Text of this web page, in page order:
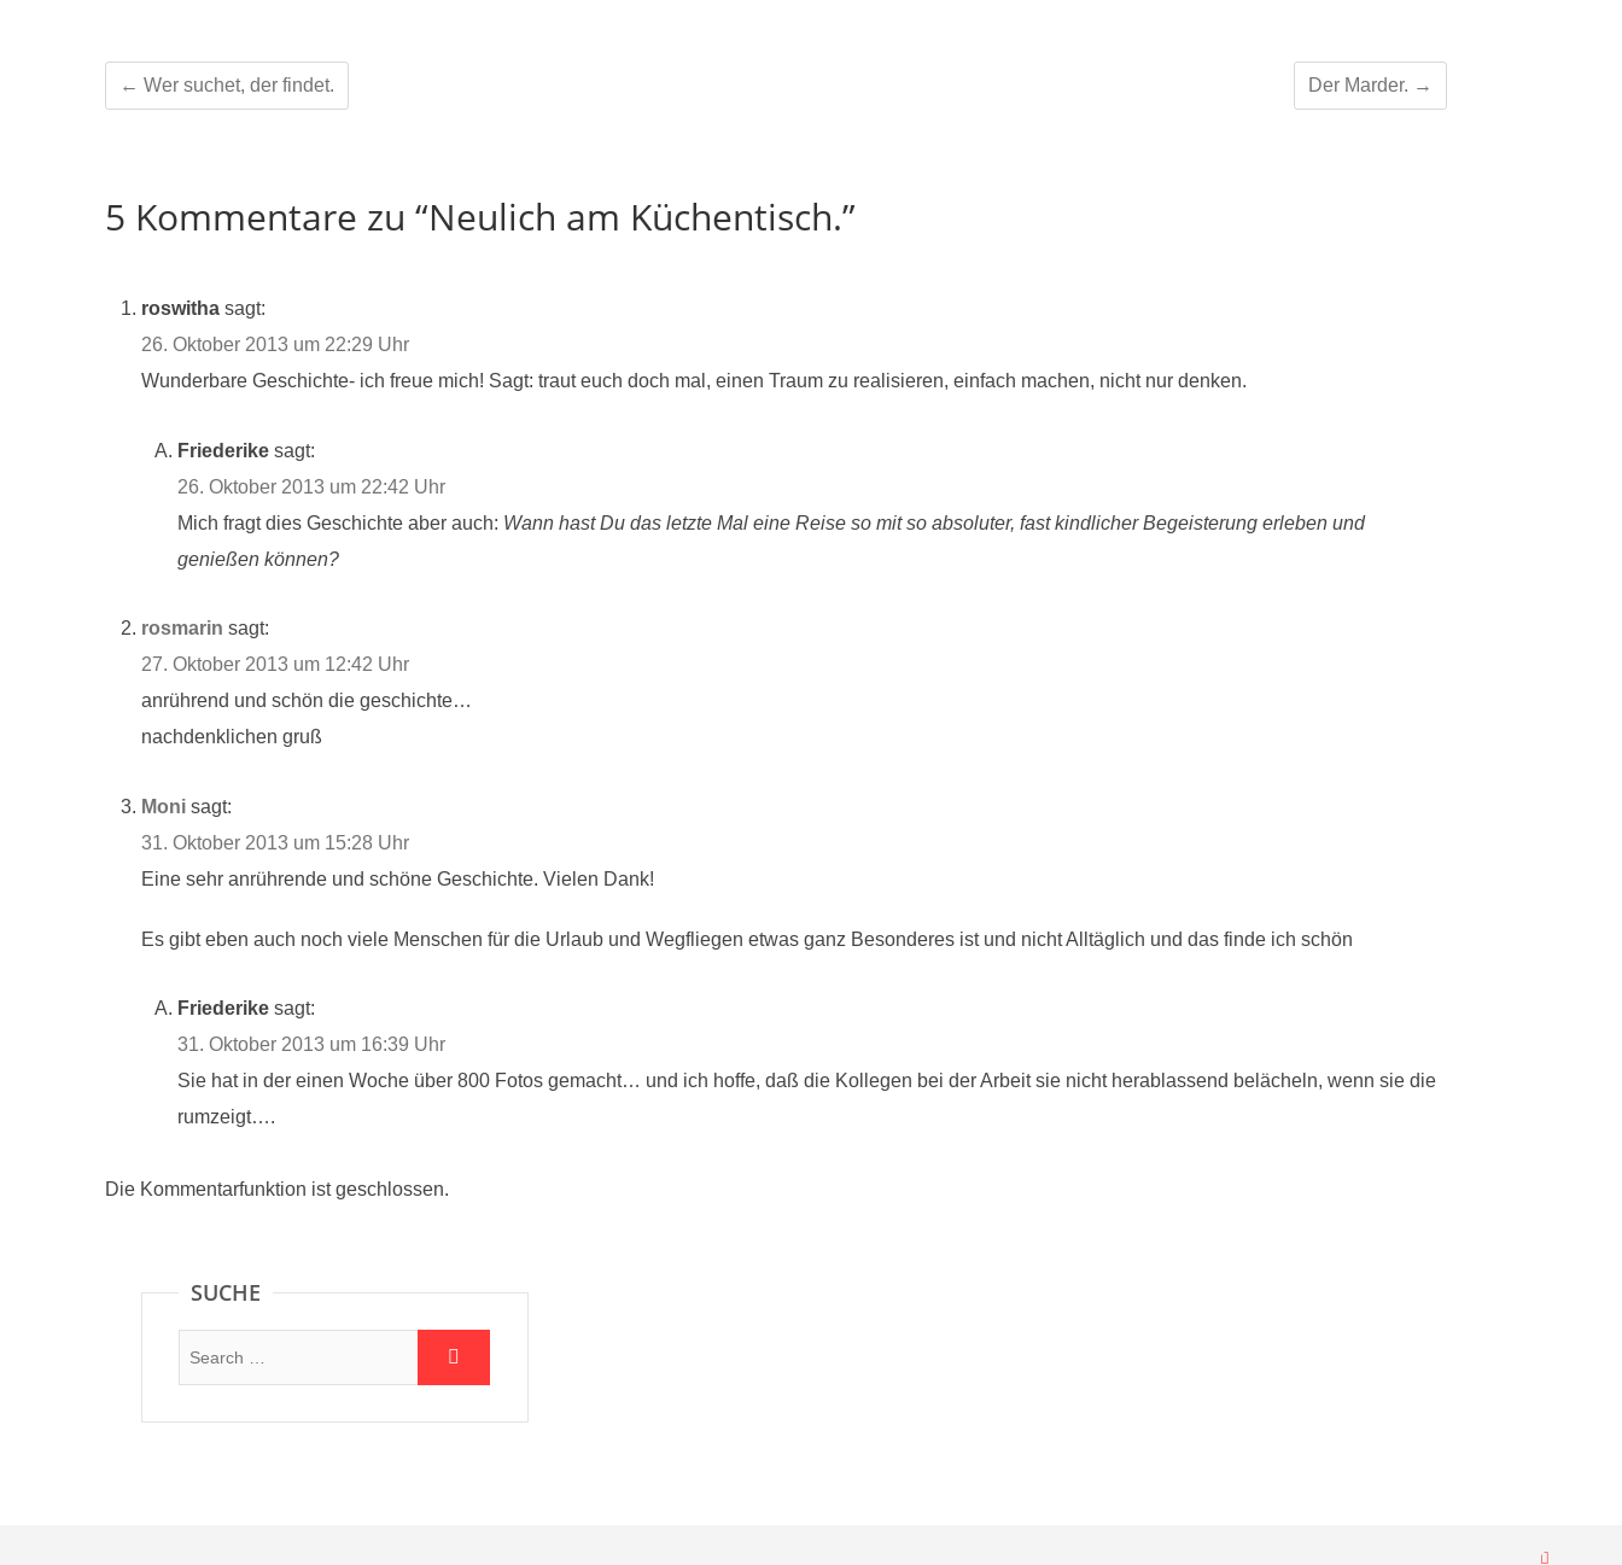
← Wer suchet, der findet. Der Marder. →
5 Kommentare zu “Neulich am Küchentisch.”
roswitha sagt:
26. Oktober 2013 um 22:29 Uhr
Wunderbare Geschichte- ich freue mich! Sagt: traut euch doch mal, einen Traum zu realisieren, einfach machen, nicht nur denken.
Friederike sagt:
26. Oktober 2013 um 22:42 Uhr
Mich fragt dies Geschichte aber auch: Wann hast Du das letzte Mal eine Reise so mit so absoluter, fast kindlicher Begeisterung erleben und
genießen können?
rosmarin sagt:
27. Oktober 2013 um 12:42 Uhr
anrührend und schön die geschichte…
nachdenklichen gruß
Moni sagt:
31. Oktober 2013 um 15:28 Uhr
Eine sehr anrührende und schöne Geschichte. Vielen Dank!
Es gibt eben auch noch viele Menschen für die Urlaub und Wegfliegen etwas ganz Besonderes ist und nicht Alltäglich und das finde ich schön
Friederike sagt:
31. Oktober 2013 um 16:39 Uhr
Sie hat in der einen Woche über 800 Fotos gemacht… und ich hoffe, daß die Kollegen bei der Arbeit sie nicht herablassend belächeln, wenn sie die
rumzeigt….
Die Kommentarfunktion ist geschlossen.
SUCHE